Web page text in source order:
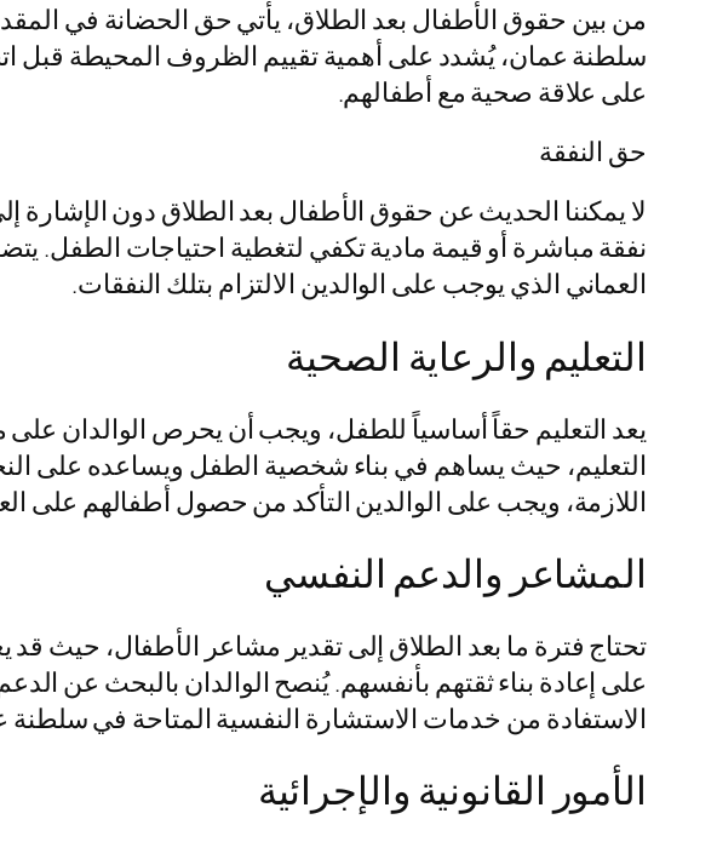
من بين حقوق الأطفال بعد الطلاق، يأتي حق الحضانة في
سلطنة عمان، يُشدد على أهمية تقييم الظروف المحيطة قبل
على علاقة صحية مع أطفالهم.
حق النفقة
لا يمكننا الحديث عن حقوق الأطفال بعد الطلاق دون الإشارة
نفقة مباشرة أو قيمة مادية تكفي لتغطية احتياجات الطفل.
العماني الذي يوجب على الوالدين الالتزام بتلك النفقات.
التعليم والرعاية الصحية
يعد التعليم حقاً أساسياً للطفل، ويجب أن يحرص الوالدان
التعليم، حيث يساهم في بناء شخصية الطفل ويساعده على
اللازمة، ويجب على الوالدين التأكد من حصول أطفالهم على
المشاعر والدعم النفسي
تحتاج فترة ما بعد الطلاق إلى تقدير مشاعر الأطفال، حيث
على إعادة بناء ثقتهم بأنفسهم. يُنصح الوالدان بالبحث عن
الاستفادة من خدمات الاستشارة النفسية المتاحة في سلطنة
الأمور القانونية والإجرائية